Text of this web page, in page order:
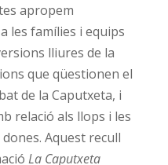
apropem
les famílies i equips
lliures de la
que qüestionen el
de la Caputxeta, i
relació als llops i les
Aquest recull
La Caputxeta